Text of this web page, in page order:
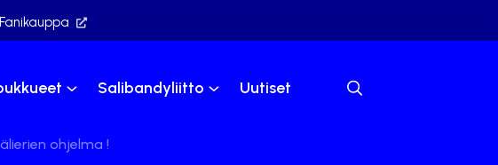
Fanikauppa
Salibandyliitto Uutiset
ohjelma !